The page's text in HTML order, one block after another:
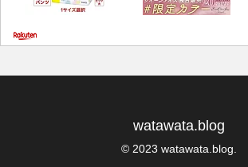
watawata.blog
© 2023 watawata.blog.